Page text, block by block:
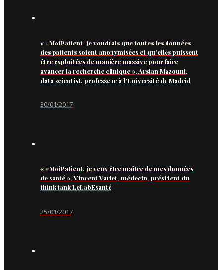
« #MoiPatient, je voudrais que toutes les données
des patients soient anonymisées et qu’elles puissent
être exploitées de manière massive pour faire
avancer la recherche clinique », Arslan Mazouni,
data scientist, professeur à l’Université de Madrid
30/01/2017
« #MoiPatient, je veux être maître de mes données
de santé », Vincent Varlet, médecin, président du
think tank LeLabEsanté
25/01/2017